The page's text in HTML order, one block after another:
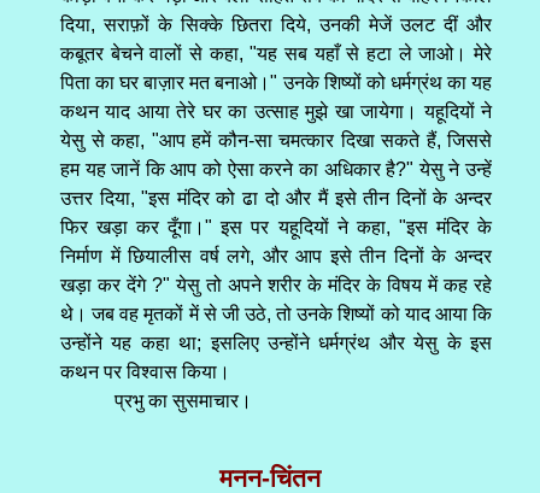
दिया, सराफ़ों के सिक्के छितरा दिये, उनकी मेजें उलट दीं और
कबूतर बेचने वालों से कहा, "यह सब यहाँ से हटा ले जाओ। मेरे
पिता का घर बाज़ार मत बनाओ।" उनके शिष्यों को धर्मग्रंथ का यह
कथन याद आया तेरे घर का उत्साह मुझे खा जायेगा। यहूदियों ने
येसु से कहा, "आप हमें कौन-सा चमत्कार दिखा सकते हैं, जिससे
हम यह जानें कि आप को ऐसा करने का अधिकार है?" येसु ने उन्हें
उत्तर दिया, "इस मंदिर को ढा दो और मैं इसे तीन दिनों के अन्दर
फिर खड़ा कर दूँगा।" इस पर यहूदियों ने कहा, "इस मंदिर के
निर्माण में छियालीस वर्ष लगे, और आप इसे तीन दिनों के अन्दर
खड़ा कर देंगे ?" येसु तो अपने शरीर के मंदिर के विषय में कह रहे
थे। जब वह मृतकों में से जी उठे, तो उनके शिष्यों को याद आया कि
उन्होंने यह कहा था; इसलिए उन्होंने धर्मग्रंथ और येसु के इस
कथन पर विश्वास किया।
प्रभु का सुसमाचार।
मनन-चिंतन